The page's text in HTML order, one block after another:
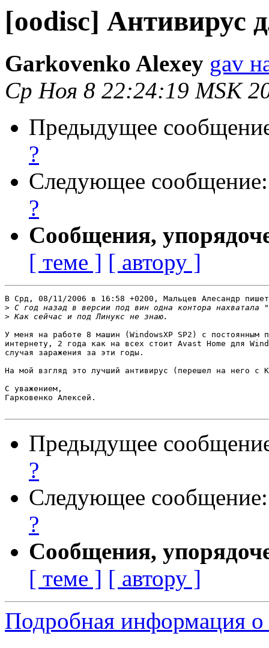
[oodisc] Антивирус
Garkovenko Alexey gav
Ср Ноя 8 22:24:19 MSK
Предыдущее
?
Следующее
?
Сообщения,
[ теме ] [ автору ]
В Срд, 08/11/2006 в 16:58 +0200, Мальцев Алесандр
>
>
У меня на работе 8 машин (WindowsXP SP2) c постоянным
интернету, 2 года как на всех стоит Avast Home для
случая заражения за эти годы.
На мой взгляд это лучший антивирус (перешел на него с
С уважением,
Гарковенко Алексей.
Предыдущее
?
Следующее
?
Сообщения,
[ теме ] [ автору ]
Подробная информация о